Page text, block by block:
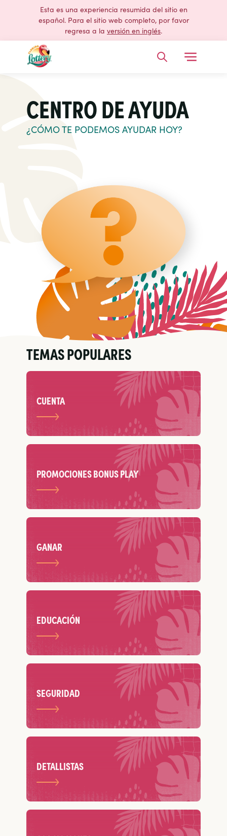
Esta es una experiencia resumida del sitio en
español. Para el sitio web completo, por favor
regresa a la versión en inglés.
Buscar Open
CENTRO DE AYUDA
¿CÓMO TE PODEMOS AYUDAR HOY?
TEMAS POPULARES
CUENTA
PROMOCIONES BONUS PLAY
GANAR
EDUCACIÓN
SEGURIDAD
DETALLISTAS